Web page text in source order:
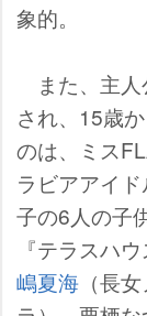
象的。
また、主人
され、15歳
のは、ミス
ラビアアイ
子の6人の子
『テラスハ
嶋夏海 （長